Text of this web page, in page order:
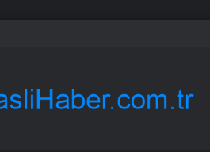
başkanvekilleri belirlendi